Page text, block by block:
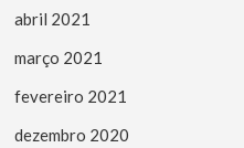
abril 2021
março 2021
fevereiro 2021
dezembro 2020